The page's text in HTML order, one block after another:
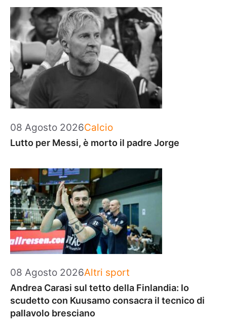
08 Agosto 2026Categorie
Calcio
Lutto per Messi, è morto il padre Jorge
08 Agosto 2026Categorie
Altri sport
Andrea Carasi sul tetto della Finlandia: lo
scudetto con Kuusamo consacra il tecnico di
pallavolo bresciano